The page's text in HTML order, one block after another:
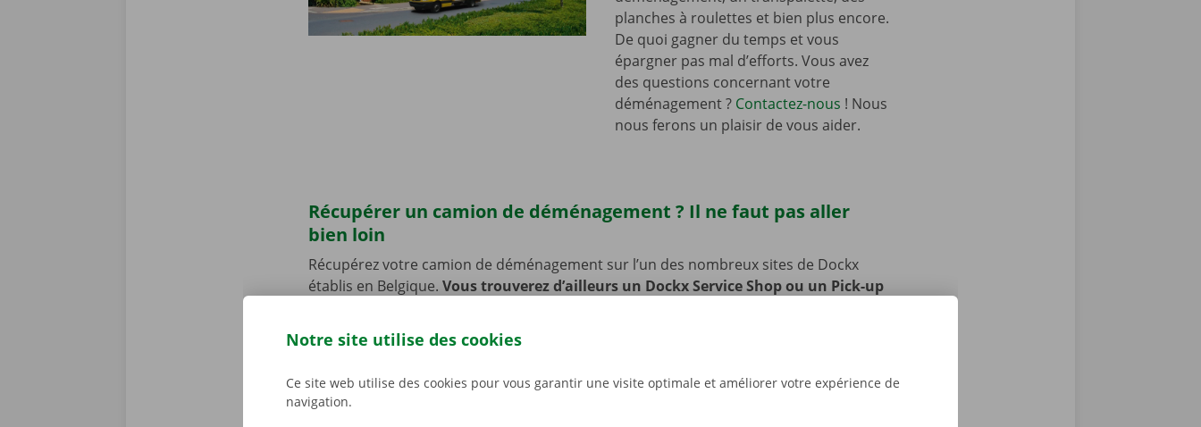
planches à roulettes et bien plus encore.
De quoi gagner du temps et vous
épargner pas mal d’efforts. Vous avez
des questions concernant votre
déménagement ? Contactez-nous ! Nous
nous ferons un plaisir de vous aider.
Récupérer un camion de déménagement ? Il ne faut pas aller
bien loin
Récupérez votre camion de déménagement sur l’un des nombreux sites de Dockx
établis en Belgique. Vous trouverez d’ailleurs un Dockx Service Shop ou un Pick-up
! Notre point d’enlèvement est en outre facilement accessible en transports publics.
Vous venez en voiture ou à vélo ? Pas de souci : nous avons prévu des places pour
location de votre camion de déménagement.
Notre site utilise des cookies
Ce site web utilise des cookies pour vous garantir une visite optimale et améliorer votre expérience de
navigation.